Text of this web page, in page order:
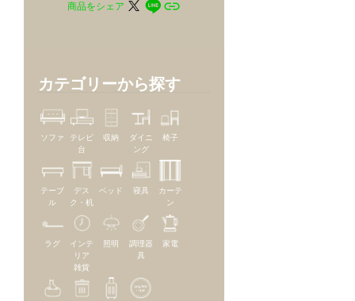
商品をシェア
カテゴリーから探す
ソファ
テレビ
台
収納
ダイニ
ング
椅子
テーブ
ル
デス
ク・机
ベッド 寝具
カーテ
ン
ラグ
インテ
リア
雑貨
照明
調理器
具
家電